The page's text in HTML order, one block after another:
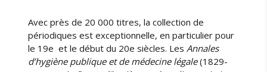
Avec près de 20 000 titres, la collection de
périodiques est exceptionnelle, en particulier pour
le 19e et le début du 20e siècles. LesAnnales
d’hygiène publique et de médecine légale(1829-